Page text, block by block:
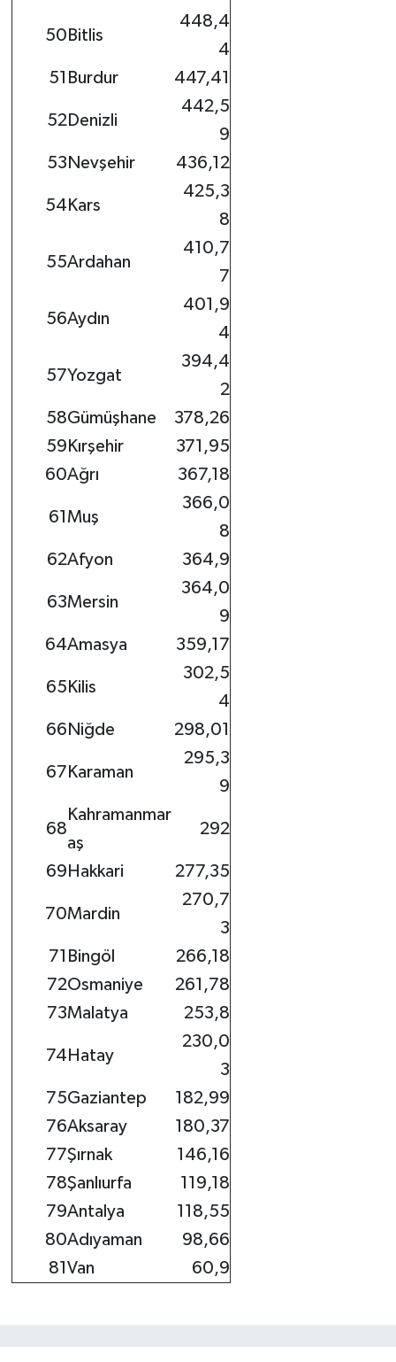
50 Bitlis
448,4
4
51 Burdur 447,41
52Denizli
442,5
9
53 Nevşehir 436,12
54 Kars
425,3
8
55Ardahan
410,7
7
56Aydın
401,9
4
57Yozgat
394,4
2
58Gümüşhane
378,26
59 Kırşehir
371,95
60Ağrı 367,18
61 Muş
366,0
8
62Afyon 364,9
63Mersin
364,0
9
64Amasya 359,17
65 Kilis
302,5
4
66 Niğde 298,01
67 Karaman
295,3
9
68
Kahramanmar
aş
292
69 Hakkari 277,35
70Mardin
270,7
3
71 Bingöl
266,18
72Osmaniye
261,78
73Malatya 253,8
74 Hatay
230,0
3
75Gaziantep
182,99
76Aksaray
180,37
77Şırnak
146,16
78Şanlıurfa
119,18
79Antalya
118,55
80Adıyaman
98,66
81 Van 60,9